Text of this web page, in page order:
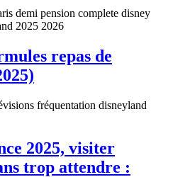
repas de
2025, visiter
trop attendre :